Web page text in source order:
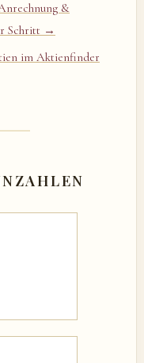
&
Schritt →
im Aktienfinder